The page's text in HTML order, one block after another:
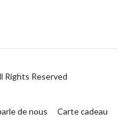
Rights Reserved
de nous
Carte cadeau